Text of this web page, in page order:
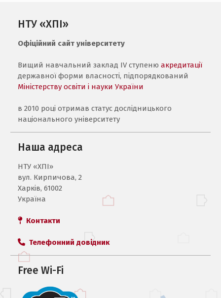
НТУ «ХПІ»
Офіційний сайт університету
Вищий навчальний заклад IV ступенюакредитації
державної форми власності, підпорядкований
Міністерству освіти і науки України
в 2010 році отримав статус дослідницького
національного університету
Наша адреса
НТУ «ХПI»
вул. Кирпичова, 2
Харків, 61002
Україна
Контакти
Телефонний довідник
Free Wi-Fi